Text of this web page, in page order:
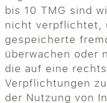
bis 10 TMG sind
nicht verpflichtet,
gespeicherte
überwachen oder
die auf eine
Verpflichtungen
der Nutzung von